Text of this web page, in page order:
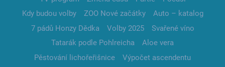
Kdy budou volby
ZOO Nové začátky
Auto – katalog
7 pádů Honzy Dědka
Volby 2025
Svařené víno
Tatarák podle Pohlreicha
Aloe vera
Pěstování lichořeřišnice
Výpočet ascendentu